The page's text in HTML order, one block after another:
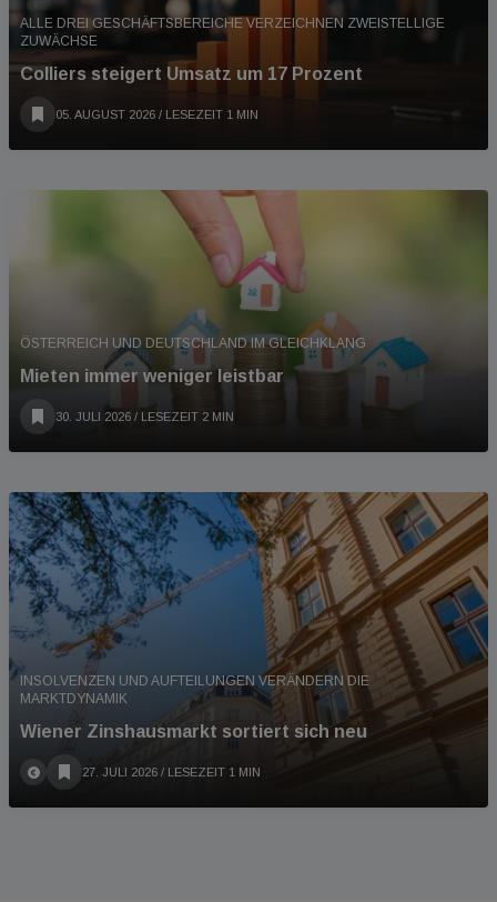
ALLE DREI GESCHÄFTSBEREICHE VERZEICHNEN ZWEISTELLIGE
ZUWÄCHSE
Colliers steigert Umsatz um 17 Prozent
05. AUGUST 2026 / LESEZEIT 1 MIN
ÖSTERREICH UND DEUTSCHLAND IM GLEICHKLANG
Mieten immer weniger leistbar
30. JULI 2026 / LESEZEIT 2 MIN
INSOLVENZEN UND AUFTEILUNGEN VERÄNDERN DIE
MARKTDYNAMIK
Wiener Zinshausmarkt sortiert sich neu
27. JULI 2026 / LESEZEIT 1 MIN